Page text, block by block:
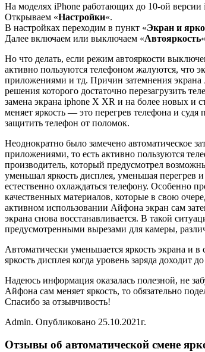
На моделях iPhone работающих до 10-ой версии
Открываем «Настройки«.
В настройках переходим в пункт «Экран и
Далее включаем или выключаем «Автояркость
Но что делать, если режим автояркости
активно пользуются телефоном жалуются, что
приложениями и тд. Причин затемнения
решения которого достаточно перезагрузить
замена экрана iphone X XR и на более новых и
меняет яркость — это перегрев телефона и
защитить телефон от поломок.
Неоднократно было замечено автоматическое
приложениями, то есть активно пользуются
производитель, который предусмотрел
уменьшал яркость дисплея, уменьшая перегрев
естественно охлаждаться телефону. Особенно
качественных материалов, которые в свою
активном использовании Айфона экран сам
экрана снова восстанавливается. В такой
предусмотренными вырезами для камеры,
Автоматически уменьшается яркость экрана и в
яркость дисплея когда уровень заряда
Надеюсь информация оказалась полезной, не
Айфона сам меняет яркость, то обязательно
Спасибо за отзывчивость!
Admin. Опубликовано 25.10.2021г.
Отзывы об автоматической смене